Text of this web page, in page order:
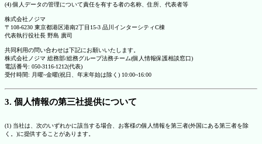
(4) 個人データの管理について責任を有する者の名称、住所、代表者等
株式会社ノジマ
〒108-6230 東京都港区港南2丁目15-3 品川インターシティC棟
代表執行役社長 野島 廣司
共同利用の問い合わせは下記にお願いいたします。
株式会社ノジマ 総務部/総務グループ法務チーム(個人情報保護相談窓口)
電話番号: 050-3116-1212(代表)
受付時間: 月曜~金曜(祝日、年末年始は除く) 10:00~16:00
3. 個人情報の第三社提供について
(1) 当社は、次のいずれかに該当する場合、お客様の個人情報を第三者(外国にある第三者を除
く。)に提供することがあります。